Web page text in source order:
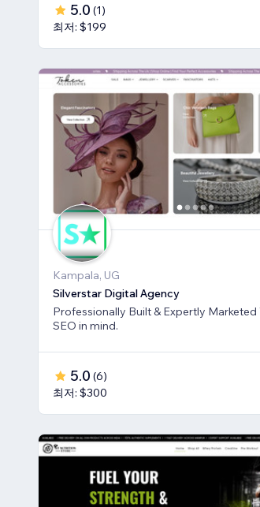
5.0 (1)
최저: $199
Kampala, UG
Silverstar Digital Agency
Professionally Built & Expertly Marketed
SEO in mind.
5.0 (6)
최저: $300